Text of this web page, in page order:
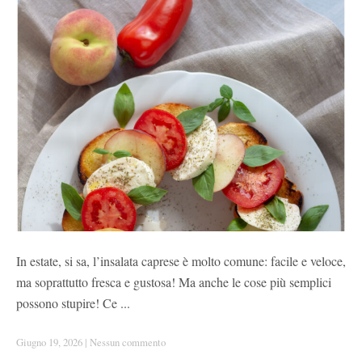
In estate, si sa, l’insalata caprese è molto comune: facile e veloce,
ma soprattutto fresca e gustosa! Ma anche le cose più semplici
possono stupire! Ce ...
Giugno 19, 2026 | Nessun commento